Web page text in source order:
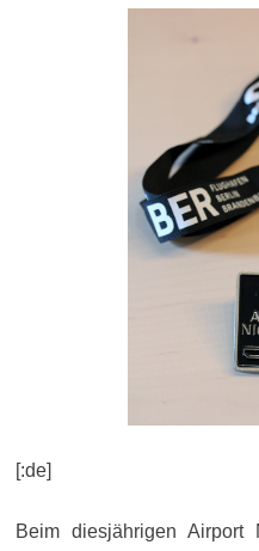
[:de]
Beim diesjährigen